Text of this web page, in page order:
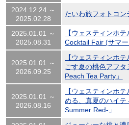
2024.12.24 ～
2025.02.28
たいわ旅フォトコ
2025.01.01 ～
2025.08.31
【ウェスティンホ
Cocktail Fair (サマ
2025.01.01 ～
2026.09.25
【ウェスティンホ
ごす夏の桃色アフ
Peach Tea Party」
2025.01.01 ～
2026.08.16
【ウェスティンホ
める、真夏のハイテ
Summer Red-」